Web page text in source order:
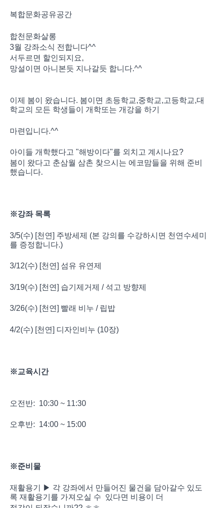
복합문화공유공간
합천문화살롱
3월 강좌소식 전합니다^^
서두르면 할인되지요,
망설이면 아니본듯 지나갈듯 합니다.^^
이제 봄이 왔습니다. 봄이면 초등학교,중학교,고등학교,대
학교의 모든 학생들이 개학또는 개강을 하기
마련입니다.^^
아이들 개학했다고 "해방이다"를 외치고 계시나요?
봄이 왔다고 춘삼월 삼촌 찾으시는 에코맘들을 위해 준비
했습니다.
※강좌 목록
3/5(수) [천연] 주방세제 (본 강의를 수강하시면 천연수세미
를 증정합니다.)
3/12(수) [천연] 섬유 유연제
3/19(수) [천연] 습기제거제 / 석고 방향제
3/26(수) [천연] 빨래 비누 / 립밥
4/2(수) [천연] 디자인비누 (10장)
※교육시간
오전반: 10:30 ~ 11:30
오후반: 14:00 ~ 15:00
※준비물
재활용기 ▶ 각 강좌에서 만들어진 물건을 담아갈수 있도
록 재활용기를 가져오실 수 있다면 비용이 더